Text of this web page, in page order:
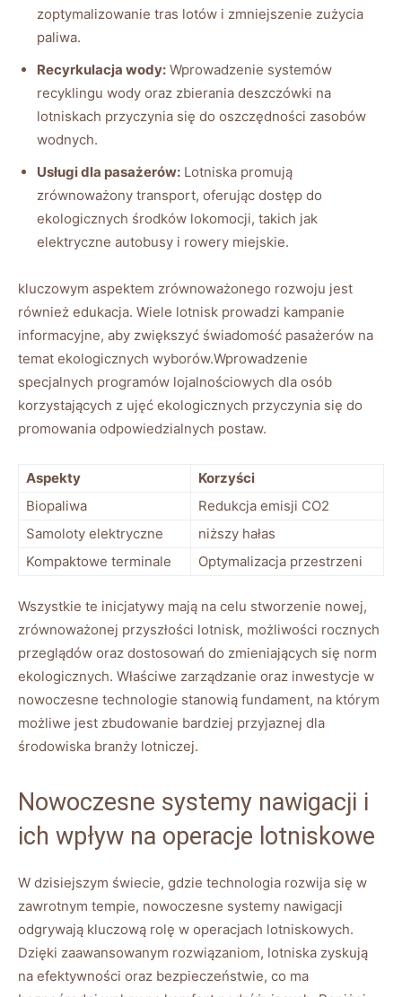
zoptymalizowanie tras lotów i zmniejszenie zużycia
paliwa.
Recyrkulacja wody: Wprowadzenie systemów
recyklingu wody oraz zbierania deszczówki na
lotniskach przyczynia się do oszczędności zasobów
wodnych.
Usługi dla pasażerów: Lotniska promują
zrównoważony transport, oferując dostęp do
ekologicznych środków lokomocji, takich jak
elektryczne autobusy i rowery miejskie.
kluczowym aspektem zrównoważonego rozwoju jest
również edukacja. Wiele lotnisk prowadzi kampanie
informacyjne, aby zwiększyć świadomość pasażerów na
temat ekologicznych wyborów.Wprowadzenie
specjalnych programów lojalnościowych dla osób
korzystających z ujęć ekologicznych przyczynia się do
promowania odpowiedzialnych postaw.
Aspekty
Korzyści
Biopaliwa
Redukcja emisji CO2
Samoloty elektryczne
niższy hałas
Kompaktowe terminale
Optymalizacja przestrzeni
Wszystkie te inicjatywy mają na celu stworzenie nowej,
zrównoważonej przyszłości lotnisk, możliwości rocznych
przeglądów oraz dostosowań do zmieniających się norm
ekologicznych. Właściwe zarządzanie oraz inwestycje w
nowoczesne technologie stanowią fundament, na którym
możliwe jest zbudowanie bardziej przyjaznej dla
środowiska branży lotniczej.
Nowoczesne systemy nawigacji i
ich wpływ na operacje lotniskowe
W dzisiejszym świecie, gdzie technologia rozwija się w
zawrotnym tempie, nowoczesne systemy nawigacji
odgrywają kluczową rolę w operacjach lotniskowych.
Dzięki zaawansowanym rozwiązaniom, lotniska zyskują
na efektywności oraz bezpieczeństwie, co ma